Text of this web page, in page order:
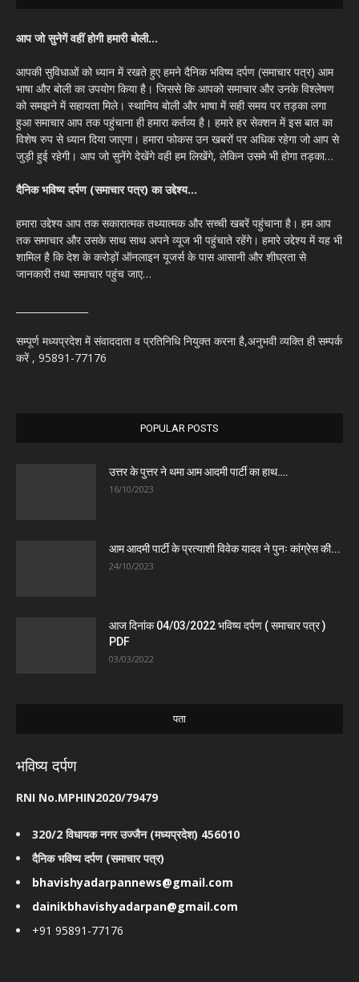
आप जो सुनेगें वहीं होगी हमारी बोली…
आपकी सुविधाओं को ध्यान में रखते हुए हमने दैनिक भविष्य दर्पण (समाचार पत्र) आम
भाषा और बोली का उपयोग किया है। जिससे कि आपको समाचार और उनके विश्लेषण
को समझने में सहायता मिले। स्थानिय बोली और भाषा में सही समय पर तड़का लगा
हुआ समाचार आप तक पहुंचाना ही हमारा कर्तव्य है। हमारे हर सेक्शन में इस बात का
विशेष रुप से ध्यान दिया जाएगा। हमारा फोकस उन खबरों पर अधिक रहेगा जो आप से
जुड़ी हुई रहेगी। आप जो सुनेंगे देखेंगे वही हम लिखेंगे, लेकिन उसमे भी होगा तड़का…
दैनिक भविष्य दर्पण (समाचार पत्र) का उद्देश्य…
हमारा उद्देश्य आप तक सकारात्मक तथ्यात्मक और सच्ची खबरें पहुंचाना है। हम आप
तक समाचार और उसके साथ साथ अपने व्यूज भी पहुंचाते रहेंगे। हमारे उद्देश्य में यह भी
शामिल है कि देश के करोड़ों ऑनलाइन यूजर्स के पास आसानी और शीघ्रता से
जानकारी तथा समाचार पहुंच जाए…
सम्पूर्ण मध्यप्रदेश में संवाददाता व प्रतिनिधि नियुक्त करना है,अनुभवी व्यक्ति ही सम्पर्क
करें , 95891-77176
POPULAR POSTS
उत्तर के पुत्तर ने थमा आम आदमी पार्टी का हाथ….
16/10/2023
आम आदमी पार्टी के प्रत्याशी विवेक यादव ने पुनः कांग्रेस की...
24/10/2023
आज दिनांक 04/03/2022 भविष्य दर्पण ( समाचार पत्र )
PDF
03/03/2022
पता
भविष्य दर्पण
RNI No.MPHIN2020/79479
320/2 विधायक नगर उज्जैन (मध्यप्रदेश) 456010
दैनिक भविष्य दर्पण (समाचार पत्र)
bhavishyadarpannews@gmail.com
dainikbhavishyadarpan@gmail.com
+91 95891-77176